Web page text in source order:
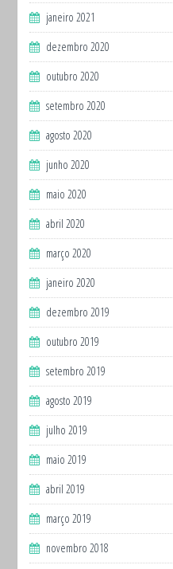
janeiro 2021
dezembro 2020
outubro 2020
setembro 2020
agosto 2020
junho 2020
maio 2020
abril 2020
março 2020
janeiro 2020
dezembro 2019
outubro 2019
setembro 2019
agosto 2019
julho 2019
maio 2019
abril 2019
março 2019
novembro 2018